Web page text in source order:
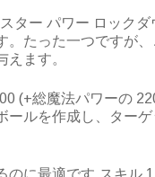
ター パワー ロック
たった一つですが
ます。
(+総魔法パワーの
ルを作成し、ター
に最適です.スキル 1